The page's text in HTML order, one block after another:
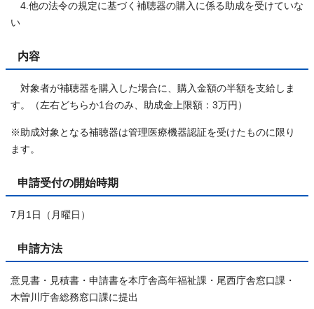
4.他の法令の規定に基づく補聴器の購入に係る助成を受けていな
い
内容
対象者が補聴器を購入した場合に、購入金額の半額を支給しま
す。（左右どちらか1台のみ、助成金上限額：3万円）
※助成対象となる補聴器は管理医療機器認証を受けたものに限り
ます。
申請受付の開始時期
7月1日（月曜日）
申請方法
意見書・見積書・申請書を本庁舎高年福祉課・尾西庁舎窓口課・
木曽川庁舎総務窓口課に提出